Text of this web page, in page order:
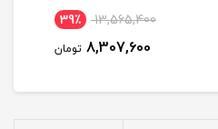
Collection
13,565,400 39٪
8,307,600 تومان